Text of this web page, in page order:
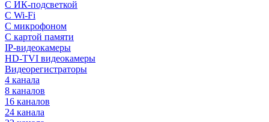
С ИК-подсветкой
С Wi-Fi
С микрофоном
С картой памяти
IP-видеокамеры
HD-TVI видеокамеры
Видеорегистраторы
4 канала
8 каналов
16 каналов
24 канала